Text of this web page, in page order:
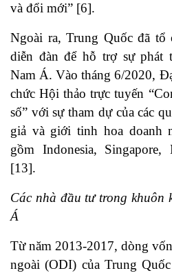
và đổi mới” [6].
Ngoài ra, Trung Quốc đã tổ
diễn đàn để hỗ trợ sự phát
Nam Á. Vào tháng 6/2020,
chức Hội thảo trực tuyến
số” với sự tham dự của các
giả và giới tinh hoa doanh
gồm Indonesia,
[13].
Các nhà đầu tư trong khuôn
Á
Từ năm 2013-2017, dòng
ngoài (ODI) của Trung